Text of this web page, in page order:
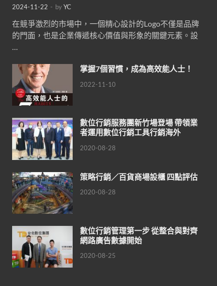
2024-11-22 - byYC
在競爭激烈的市場中，一個精心設計的Logo不僅是品牌
的門面，也是企業傳遞核心價值與形象的關鍵元素。設
…
掌握7個習慣，成為高效能人士！
2022-11-10
數位行銷服務團新竹場登場 帶領業
者運用數位行銷工具行銷海外
2020-08-28
策略行銷／百貨商場設櫃 四點評估
2020-08-28
數位行銷管理第一步 從整合與對齊
網路廣告數據開始
2020-08-25